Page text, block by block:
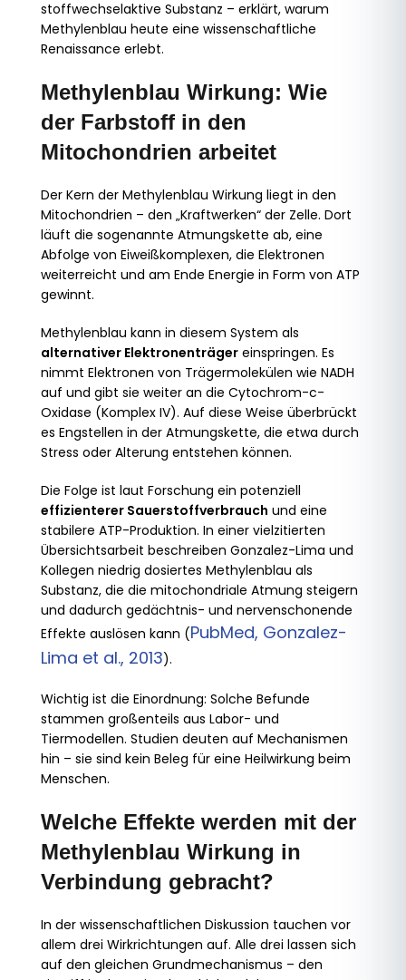
stoffwechselaktive Substanz – erklärt, warum
Methylenblau heute eine wissenschaftliche
Renaissance erlebt.
Methylenblau Wirkung: Wie
der Farbstoff in den
Mitochondrien arbeitet
Der Kern der Methylenblau Wirkung liegt in den
Mitochondrien – den „Kraftwerken“ der Zelle. Dort
läuft die sogenannte Atmungskette ab, eine
Abfolge von Eiweißkomplexen, die Elektronen
weiterreicht und am Ende Energie in Form von ATP
gewinnt.
Methylenblau kann in diesem System als
alternativer Elektronenträger einspringen. Es
nimmt Elektronen von Trägermolekülen wie NADH
auf und gibt sie weiter an die Cytochrom-c-
Oxidase (Komplex IV). Auf diese Weise überbrückt
es Engstellen in der Atmungskette, die etwa durch
Stress oder Alterung entstehen können.
Die Folge ist laut Forschung ein potenziell
effizienterer Sauerstoffverbrauch und eine
stabilere ATP-Produktion. In einer vielzitierten
Übersichtsarbeit beschreiben Gonzalez-Lima und
Kollegen niedrig dosiertes Methylenblau als
Substanz, die die mitochondriale Atmung steigern
und dadurch gedächtnis- und nervenschonende
Effekte auslösen kann (PubMed, Gonzalez-
Lima et al., 2013).
Wichtig ist die Einordnung: Solche Befunde
stammen großenteils aus Labor- und
Tiermodellen. Studien deuten auf Mechanismen
hin – sie sind kein Beleg für eine Heilwirkung beim
Menschen.
Welche Effekte werden mit der
Methylenblau Wirkung in
Verbindung gebracht?
In der wissenschaftlichen Diskussion tauchen vor
allem drei Wirkrichtungen auf. Alle drei lassen sich
auf den gleichen Grundmechanismus – den